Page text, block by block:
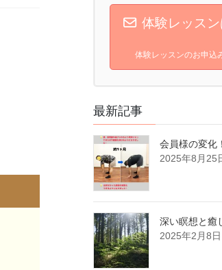
体験レッス
体験レッスンのお申込
最新記事
会員様の変化！
2025年8月25
深い瞑想と癒
2025年2月8日